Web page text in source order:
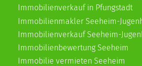
Immobilienverkauf in Pfungstadt
Immobilienmakler Seeheim-
Immobilienverkauf Seeheim-
Immobilienbewertung Seeheim
Immobilie vermieten Seeheim